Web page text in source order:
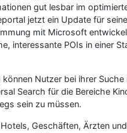
gut lesbar im
jetzt ein Update für
mit Microsoft
interessante POIs in einer
Nutzer bei ihrer
Search für die Bereiche
sein zu müssen.
Geschäften, Ärzten